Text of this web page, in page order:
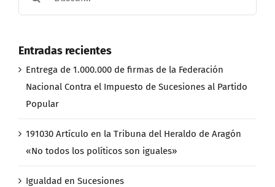
Entradas recientes
Entrega de 1.000.000 de firmas de la Federación
Nacional Contra el Impuesto de Sucesiones al Partido
Popular
191030 Artículo en la Tribuna del Heraldo de Aragón
«No todos los políticos son iguales»
Igualdad en Sucesiones